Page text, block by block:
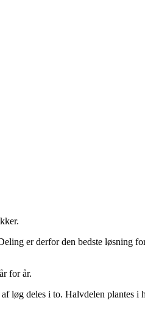
er derfor den bedste løsning
for år.
løg deles i to. Halvdelen plantes i